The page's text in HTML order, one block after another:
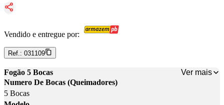
Vendido e entregue por:
Ref.: 031109
Fogão 5 Bocas
Ver mais
Numero De Bocas (Queimadores)
5 Bocas